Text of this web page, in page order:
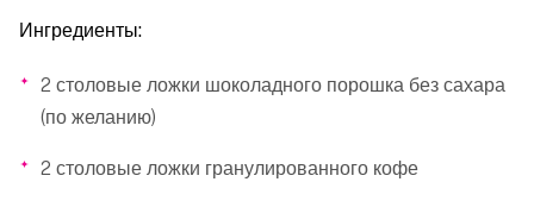
Ингредиенты:
2 столовые ложки шоколадного порошка без сахара
(по желанию)
2 столовые ложки гранулированного кофе